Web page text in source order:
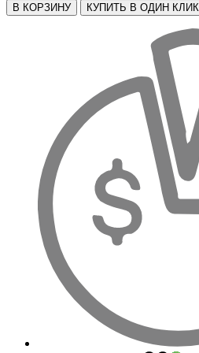
В КОРЗИНУ КУПИТЬ В ОДИН КЛИК